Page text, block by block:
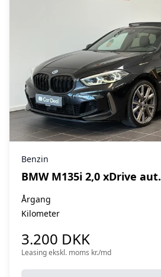
Benzin
BMW M135i 2,0 xDrive aut.
Årgang
Kilometer
3.200 DKK
Leasing ekskl. moms kr./md